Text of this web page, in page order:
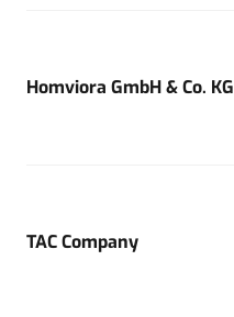
Homviora GmbH & Co. KG
TAC Company